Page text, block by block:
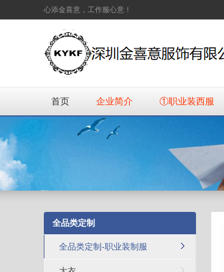
心添金喜意，工作服心意！
首页 企业简介 ①职业装西服
全品类定制
全品类定制-职业装制服